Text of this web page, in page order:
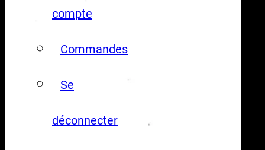
compte
Commandes
Se
déconnecter